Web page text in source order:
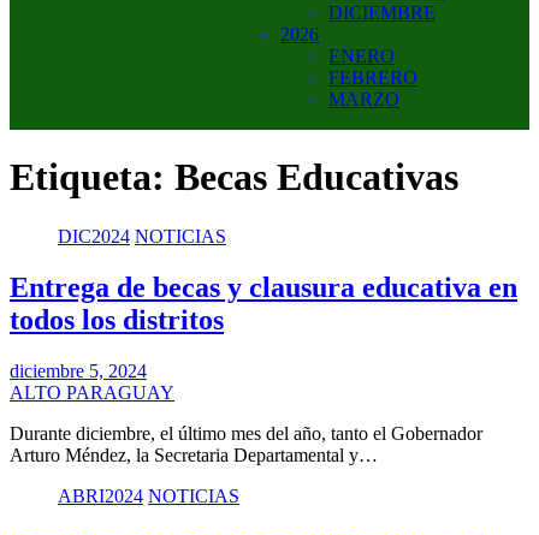
DICIEMBRE
2026
ENERO
FEBRERO
MARZO
Etiqueta: Becas Educativas
DIC2024 NOTICIAS
Entrega de becas y clausura educativa en
todos los distritos
diciembre 5, 2024
ALTO PARAGUAY
Durante diciembre, el último mes del año, tanto el Gobernador
Arturo Méndez, la Secretaria Departamental y…
ABRI2024 NOTICIAS